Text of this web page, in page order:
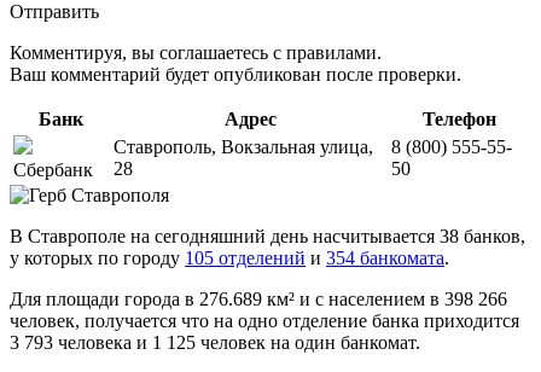
Отправить
Комментируя, вы соглашаетесь c правилами.
Ваш комментарий будет опубликован после проверки.
Банк Адрес Телефон
Сбербанк
Ставрополь, Вокзальная улица,
28
8 (800) 555-55-
50
В Ставрополе на сегодняшний день насчитывается 38 банков,
у которых по городу 105 отделений и 354 банкомата.
Для площади города в 276.689 км² и с населением в 398 266
человек, получается что на одно отделение банка приходится
3 793 человека и 1 125 человек на один банкомат.